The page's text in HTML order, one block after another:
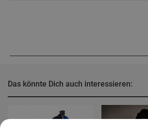
Das könnte Dich auch interessieren: